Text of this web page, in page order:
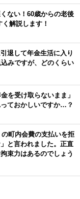
ない！60歳からの老後
解説します！
退して年金生活に入り
みですが、どのくらい
を受け取らないまま」
ておかしいですか…？
の町内会費の支払いを拒
と言われました。正直
束力はあるのでしょう